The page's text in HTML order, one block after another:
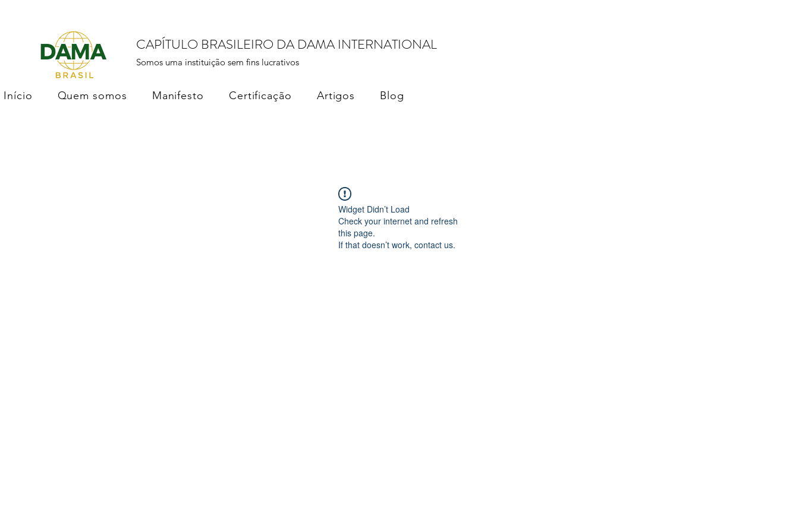
CAPÍTULO BRASILEIRO DA DAMA INTERNATIONAL
Somos uma instituição sem fins lucrativos
Início Quem somos Manifesto Certificação Artigos Blog
Widget Didn’t Load
Check your internet and refresh
this page.
If that doesn’t work, contact us.